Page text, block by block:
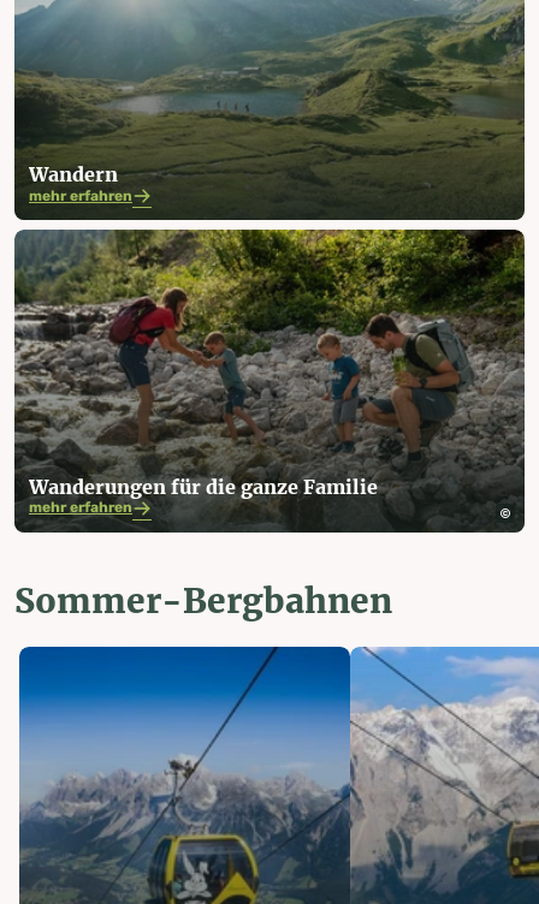
Wandern
mehr erfahren
Wanderungen für die ganze Familie
mehr erfahren
Sommer-Bergbahnen